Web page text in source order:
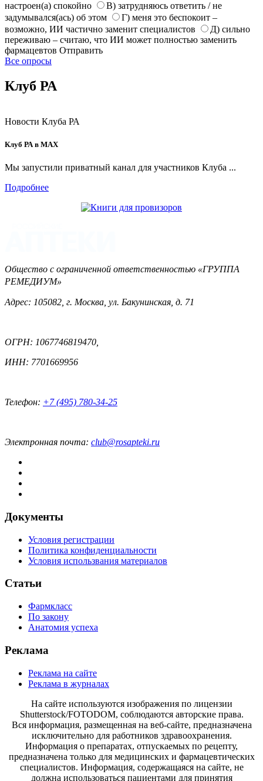
настроен(а) спокойно
В) затрудняюсь ответить / не
задумывался(ась) об этом
Г) меня это беспокоит –
возможно, ИИ частично заменит специалистов
Д) сильно
переживаю – считаю, что ИИ может полностью заменить
фармацевтов Отправить
Все опросы
Клуб РА
Новости Клуба РА
Клуб РА в MAX
Мы запустили приватный канал для участников Клуба ...
Подробнее
Общество с ограниченной ответственностью «ГРУППА
РЕМЕДИУМ»
Адрес: 105082, г. Москва, ул. Бакунинская, д. 71
ОГРН: 1067746819470,
ИНН: 7701669956
Телефон: +7 (495) 780-34-25
Электронная почта: club@rosapteki.ru
Документы
Условия регистрации
Политика конфиденциальности
Условия использвания материалов
Статьи
Фармкласс
По закону
Анатомия успеха
Реклама
Реклама на сайте
Реклама в журналах
На сайте используются изображения по лицензии
Shutterstock/FOTODOM, соблюдаются авторские права.
Вся информация, размещенная на веб-сайте, предназначена
исключительно для работников здравоохранения.
Информация о препаратах, отпускаемых по рецепту,
предназначена только для медицинских и фармацевтических
специалистов. Информация, содержащаяся на сайте, не
должна использоваться пациентами для принятия